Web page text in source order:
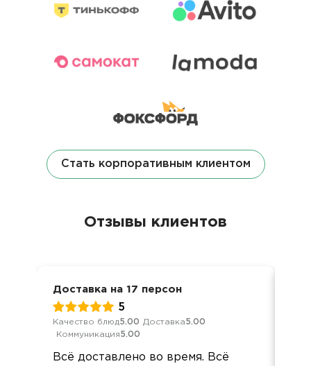
Стать корпоративным клиентом
Отзывы клиентов
Доставка на 17 персон
5
Качество блюд5.00 Доставка5.00
Коммуникация5.00
Всё доставлено во время. Всё